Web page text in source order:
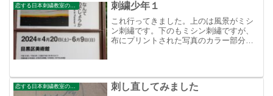
恋する日本刺繍教室のブログ 刺繍少年１
これ行ってきました。上のは風景がミシ
ン刺繡です。下のもミシン刺繡ですが、
布にプリントされた写真のカラー部分が
刺し直してみました